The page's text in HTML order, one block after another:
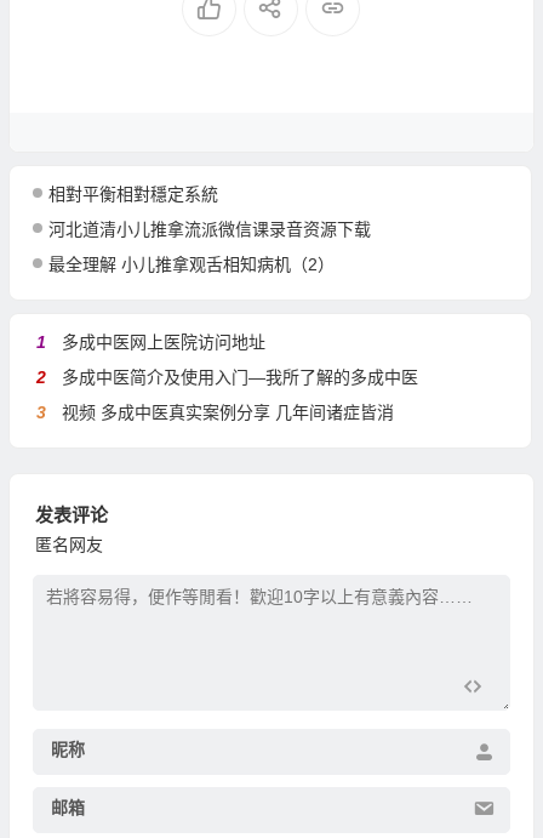
相對平衡相對穩定系統
河北道清小儿推拿流派微信课录音资源下载
最全理解 小儿推拿观舌相知病机（2）
1
多成中医网上医院访问地址
2
多成中医简介及使用入门—我所了解的多成中医
3
视频 多成中医真实案例分享 几年间诸症皆消
发表评论
匿名网友
昵称
邮箱